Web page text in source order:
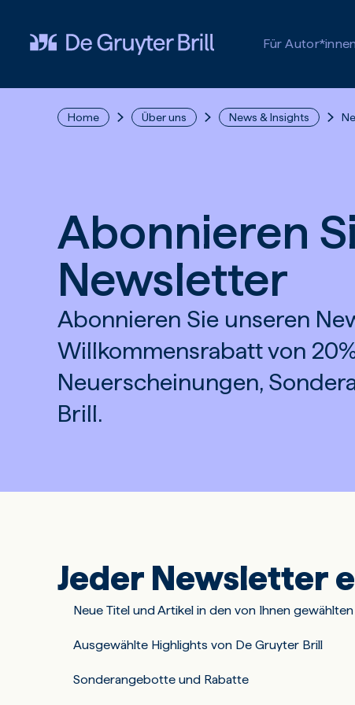
Für Autor*innen
Home Über uns News & Insights
Abonnieren
Newsletter
Abonnieren Sie unseren
Willkommensrabatt von
Neuerscheinungen,
Brill.
Jeder Newsletter
Neue Titel und Artikel in den von Ihnen
Ausgewählte Highlights von De Gruyter Brill
Sonderangebotte und Rabatte